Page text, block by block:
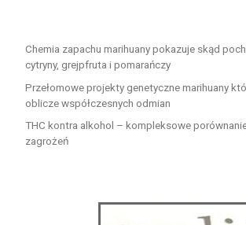
Chemia zapachu marihuany pokazuje skąd
cytryny, grejpfruta i pomarańczy
Przełomowe projekty genetyczne marihuany
oblicze współczesnych odmian
THC kontra alkohol – kompleksowe
zagrożeń